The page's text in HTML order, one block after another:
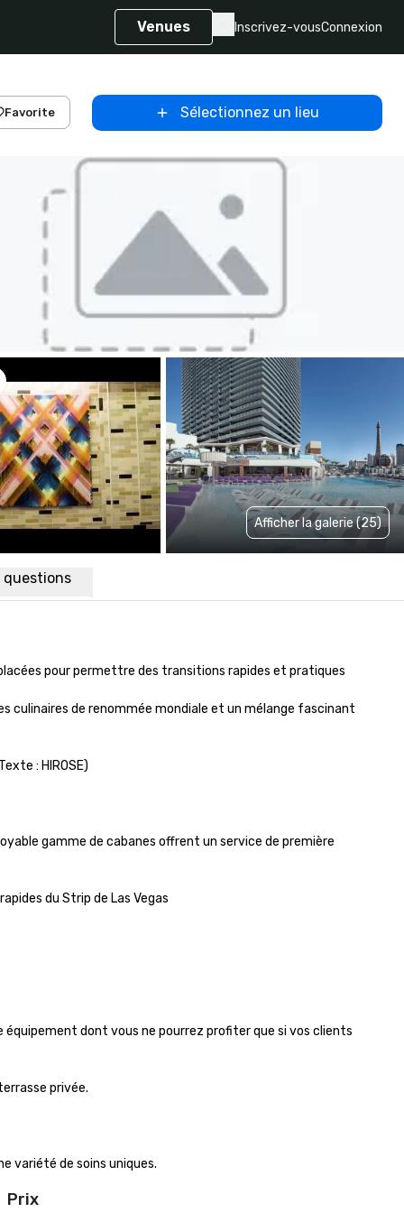
Venues Inscrivez-vousConnexion
Favorite Sélectionnez un lieu
Afficher la galerie (25)
questions
pour permettre des transitions rapides et pratiques
culinaires de renommée mondiale et un mélange fascinant
: HIROSE)
gamme de cabanes offrent un service de première
du Strip de Las Vegas
dont vous ne pourrez profiter que si vos clients
privée.
variété de soins uniques.
Prix